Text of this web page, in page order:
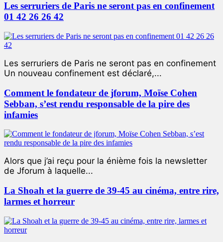
Les serruriers de Paris ne seront pas en confinement
01 42 26 26 42
Les serruriers de Paris ne seront pas en confinement
Un nouveau confinement est déclaré,...
Comment le fondateur de jforum, Moïse Cohen
Sebban, s’est rendu responsable de la pire des
infamies
Alors que j’ai reçu pour la énième fois la newsletter
de Jforum à laquelle...
La Shoah et la guerre de 39-45 au cinéma, entre rire,
larmes et horreur